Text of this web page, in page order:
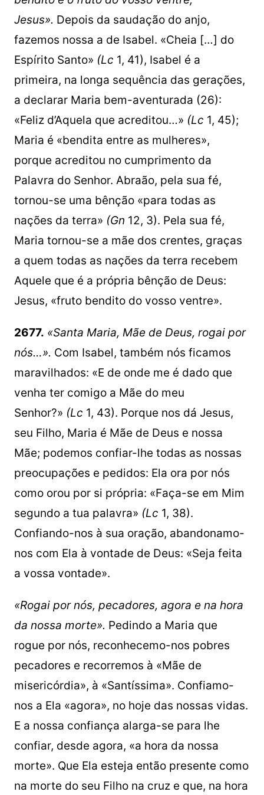
Jesus». Depois da saudação do anjo,
fazemos nossa a de Isabel. «Cheia […] do
Espírito Santo» (Lc 1, 41), Isabel é a
primeira, na longa sequência das gerações,
a declarar Maria bem-aventurada (26):
«Feliz d’Aquela que acreditou…» (Lc 1, 45);
Maria é «bendita entre as mulheres»,
porque acreditou no cumprimento da
Palavra do Senhor. Abraão, pela sua fé,
tornou-se uma bênção «para todas as
nações da terra» (Gn 12, 3). Pela sua fé,
Maria tornou-se a mãe dos crentes, graças
a quem todas as nações da terra recebem
Aquele que é a própria bênção de Deus:
Jesus, «fruto bendito do vosso ventre».
2677. «Santa Maria, Mãe de Deus, rogai por
nós…». Com Isabel, também nós ficamos
maravilhados: «E de onde me é dado que
venha ter comigo a Mãe do meu
Senhor?» (Lc 1, 43). Porque nos dá Jesus,
seu Filho, Maria é Mãe de Deus e nossa
Mãe; podemos confiar-lhe todas as nossas
preocupações e pedidos: Ela ora por nós
como orou por si própria: «Faça-se em Mim
segundo a tua palavra» (Lc 1, 38).
Confiando-nos à sua oração, abandonamo-
nos com Ela à vontade de Deus: «Seja feita
a vossa vontade».
«Rogai por nós, pecadores, agora e na hora
da nossa morte». Pedindo a Maria que
rogue por nós, reconhecemo-nos pobres
pecadores e recorremos à «Mãe de
misericórdia», à «Santíssima». Confiamo-
nos a Ela «agora», no hoje das nossas vidas.
E a nossa confiança alarga-se para lhe
confiar, desde agora, «a hora da nossa
morte». Que Ela esteja então presente como
na morte do seu Filho na cruz e que, na hora